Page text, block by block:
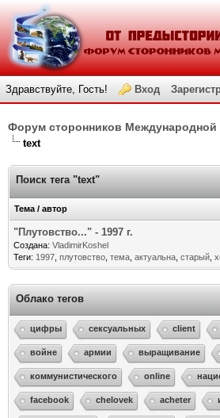
Здравствуйте, Гость! Вход
Форум сторонников
text
Поиск тега "text"
Тема / автор
"Плутовство..." - 1997 г.
Создана: VladimirKoshel
Теги: 1997 плутовство тема актуальна старый
Облако тегов
цифры сексуальных client
войне армии выращивание
коммунистического online
facebook chelovek acheter